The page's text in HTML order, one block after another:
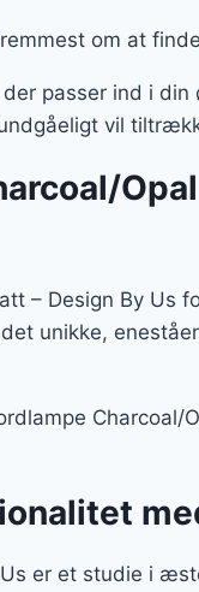
om at
passer ind i
vil
– Design By
unikke,
er et studie i